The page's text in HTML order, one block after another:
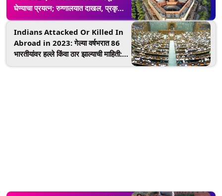
घेण्याचा प्रयत्न; रुग्णालयात दाखल, प्रकृती
चिंताजनक
Indians Attacked Or Killed In
Abroad in 2023: गेल्या वर्षभरात 86
भारतीयांवर हल्ले किंवा ठार झाल्याची माहिती: